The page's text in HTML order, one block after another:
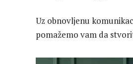
Uz obnovljenu
pomažemo vam da